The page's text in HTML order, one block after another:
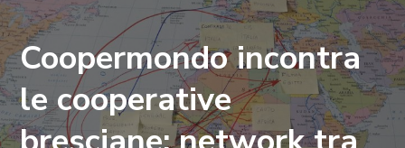
Coopermondo incontra
le cooperative